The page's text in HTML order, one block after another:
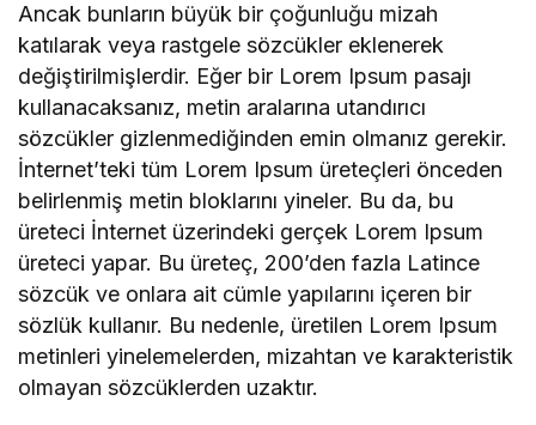
Ancak bunların büyük bir çoğunluğu mizah
katılarak veya rastgele sözcükler eklenerek
değiştirilmişlerdir. Eğer bir Lorem Ipsum pasajı
kullanacaksanız, metin aralarına utandırıcı
sözcükler gizlenmediğinden emin olmanız gerekir.
İnternet’teki tüm Lorem Ipsum üreteçleri önceden
belirlenmiş metin bloklarını yineler. Bu da, bu
üreteci İnternet üzerindeki gerçek Lorem Ipsum
üreteci yapar. Bu üreteç, 200’den fazla Latince
sözcük ve onlara ait cümle yapılarını içeren bir
sözlük kullanır. Bu nedenle, üretilen Lorem Ipsum
metinleri yinelemelerden, mizahtan ve karakteristik
olmayan sözcüklerden uzaktır.